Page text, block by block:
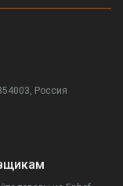
Россия